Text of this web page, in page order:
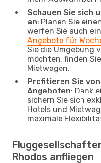
Schauen Sie sich
an: Planen Sie
werfen Sie auch
Angebote für
Sie die Umgebung
möchten, finden
Mietwagen.
Profitieren Sie
Angeboten: Dank
sichern Sie sich
Hotels und
maximale
Rhodos anfliegen